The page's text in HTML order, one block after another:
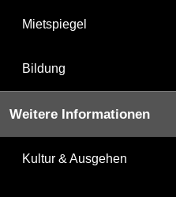
Mietspiegel
Bildung
Weitere Informationen
Kultur & Ausgehen